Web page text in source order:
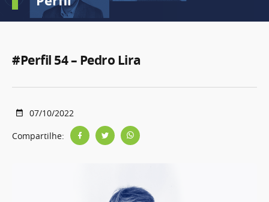
#Perfil 54 – Pedro Lira
07/10/2022
Compartilhe: